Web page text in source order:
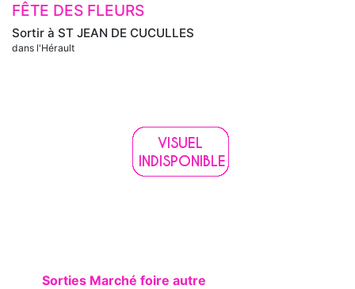
Sortir à ST JEAN DE CUCULLES
dans l'Hérault
FÊTE DES FLEURS
Sorties Marché foire autre